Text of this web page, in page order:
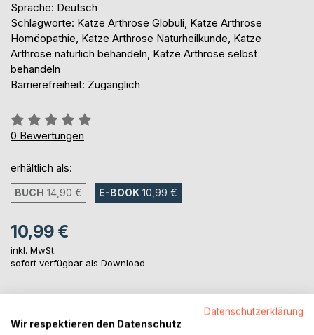
Sprache: Deutsch
Schlagworte: Katze Arthrose Globuli, Katze Arthrose
Homöopathie, Katze Arthrose Naturheilkunde, Katze
Arthrose natürlich behandeln, Katze Arthrose selbst
behandeln
Barrierefreiheit: Zugänglich
Bewertung::
0%
0 Bewertungen
erhältlich als:
BUCH 14,90 € E-BOOK 10,99 €
10,99 €
inkl. MwSt.
sofort verfügbar als Download
Datenschutzerklärung
Wir respektieren den Datenschutz